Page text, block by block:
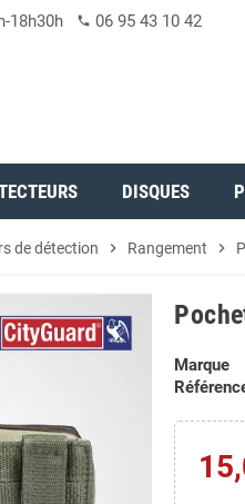
18h30h phone 06 95 43 10 42
DISQUES
de détection chevron_right Rangement chevron_right
Marque